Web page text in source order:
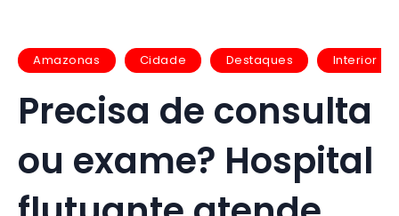
Amazonas Cidade Destaques Interior
Precisa de consulta
ou exame? Hospital